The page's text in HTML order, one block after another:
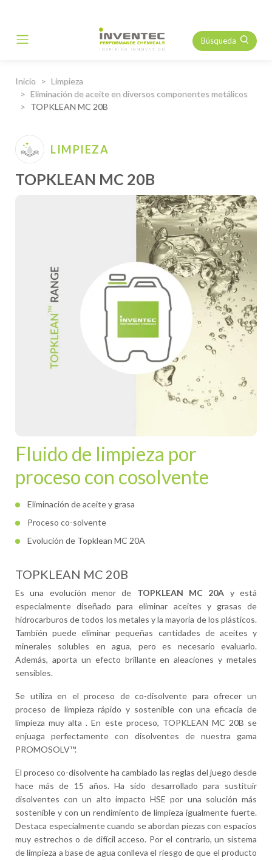
Main Navigation Búsqueda
Inicio
Limpieza
Eliminación de aceite en diversos componentes metálicos
TOPKLEAN MC 20B
LIMPIEZA
TOPKLEAN MC 20B
Fluido de limpieza por
proceso con cosolvente
Eliminación de aceite y grasa
Proceso co-solvente
Evolución de Topklean MC 20A
TOPKLEAN MC 20B
Es una evolución menor de TOPKLEAN MC 20A y está
especialmente diseñado para eliminar aceites y grasas de
hidrocarburos de todos los metales y la mayoría de los plásticos.
También puede eliminar pequeñas cantidades de aceites y
minerales solubles en agua, pero es necesario evaluarlo.
Además, aporta un efecto brillante en aleaciones y metales
sensibles.
Se utiliza en el proceso de co-disolvente para ofrecer un
proceso de limpieza rápido y sostenible con una eficacia de
limpieza muy alta . En este proceso, TOPKLEAN MC 20B se
enjuaga perfectamente con disolventes de nuestra gama
PROMOSOLV™.
El proceso co-disolvente ha cambiado las reglas del juego desde
hace más de 15 años. Ha sido desarrollado para sustituir
disolventes con un alto impacto HSE por una solución más
sostenible y con un rendimiento de limpieza igualmente fuerte.
Destaca especialmente cuando se abordan piezas con espacios
muy estrechos o de difícil acceso. Por el contrario, un sistema
de limpieza a base de agua conlleva el riesgo de que el producto